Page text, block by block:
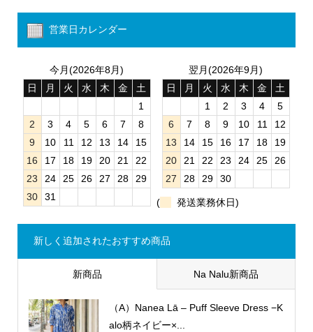
営業日カレンダー
今月(2026年8月)
日
月 火 水 木 金
土
1
2
3 4 5 6 7
8
9
10 11 12 13 14
15
16
17 18 19 20 21
22
23
24 25 26 27 28
29
30
31
翌月(2026年9月)
日
月 火 水 木 金
土
1
2 3 4
5
6
7 8 9 10 11
12
13
14 15 16 17 18
19
20
21 22 23 24 25
26
27
28 29 30
( 発送業務休日)
新しく追加されたおすすめ商品
新商品 Na Nalu新商品
（A）Nanea Lā – Puff Sleeve Dress −K
alo柄ネイビー×...